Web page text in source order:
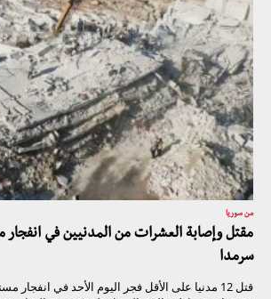
من سوريا
مقتل وإصابة العشرات من المدنيين في انفجار
سرمدا
قتل 12 مدنيا على الأقل فجر اليوم الأحد في